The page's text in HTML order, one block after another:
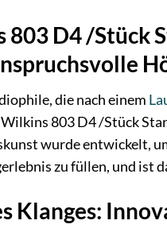
803 D4 /Stück
die nach einem
803 D4 /Stück
wurde entwickelt,
zu füllen, und ist
Klanges: